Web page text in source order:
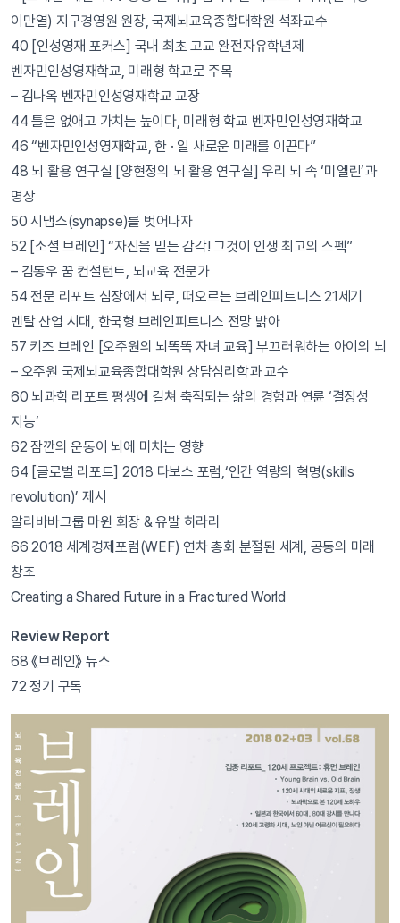
이만열) 지구경영원 원장, 국제뇌교육종합대학원 석좌교수
40 [인성영재 포커스] 국내 최초 고교 완전자유학년제
벤자민인성영재학교, 미래형 학교로 주목
– 김나옥 벤자민인성영재학교 교장
44 틀은 없애고 가치는 높이다, 미래형 학교 벤자민인성영재학교
46 “벤자민인성영재학교, 한 · 일 새로운 미래를 이끈다”
48 뇌 활용 연구실 [양현정의 뇌 활용 연구실] 우리 뇌 속 ‘미엘린’과
명상
50 시냅스(synapse)를 벗어나자
52 [소셜 브레인] “자신을 믿는 감각! 그것이 인생 최고의 스펙”
– 김동우 꿈 컨설턴트, 뇌교육 전문가
54 전문 리포트 심장에서 뇌로, 떠오르는 브레인피트니스 21세기
멘탈 산업 시대, 한국형 브레인피트니스 전망 밝아
57 키즈 브레인 [오주원의 뇌똑똑 자녀 교육] 부끄러워하는 아이의 뇌
– 오주원 국제뇌교육종합대학원 상담심리학과 교수
60 뇌과학 리포트 평생에 걸쳐 축적되는 삶의 경험과 연륜 ‘결정성
지능’
62 잠깐의 운동이 뇌에 미치는 영향
64 [글로벌 리포트] 2018 다보스 포럼,‘인간 역량의 혁명(skills
revolution)’ 제시
알리바바그룹 마윈 회장 & 유발 하라리
66 2018 세계경제포럼(WEF) 연차 총회 분절된 세계, 공동의 미래
창조
Creating a Shared Future in a Fractured World
Review Report
68 《브레인》 뉴스
72 정기 구독